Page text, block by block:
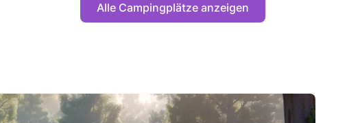
Alle Campingplätze anzeigen